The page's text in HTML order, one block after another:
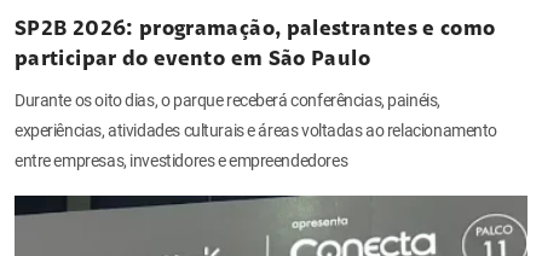
SP2B 2026: programação, palestrantes e como
participar do evento em São Paulo
Durante os oito dias, o parque receberá conferências, painéis,
experiências, atividades culturais e áreas voltadas ao relacionamento
entre empresas, investidores e empreendedores